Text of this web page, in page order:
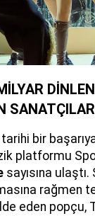
bir
platformu
sayısına ulaştı.
rağmen
eden popçu,